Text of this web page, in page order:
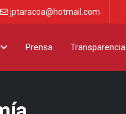
jptaracoa@hotmail.com
Prensa Transparencia